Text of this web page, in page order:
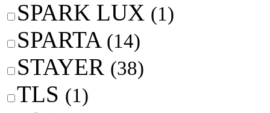
SPARK LUX (1)
SPARTA (14)
STAYER (38)
TLS (1)